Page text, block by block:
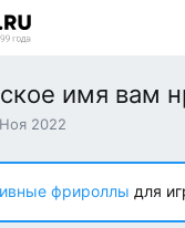
имя вам
2022
фрироллы для